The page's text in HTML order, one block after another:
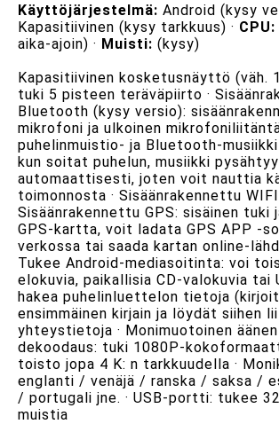
Käyttöjärjestelmä: Android (kysy
Kapasitiivinen (kysy tarkkuus) · CPU:
aika-ajoin) · Muisti: (kysy)
Kapasitiivinen kosketusnäyttö (väh.
tuki 5 pisteen teräväpiirto ·
Bluetooth (kysy versio):
mikrofoni ja ulkoinen
puhelinmuistio- ja Bluetooth-
kun soitat puhelun, musiikki pysähtyy
automaattisesti, joten voit nauttia
toimonnosta · Sisäänrakennettu
Sisäänrakennettu GPS: sisäinen tuki
GPS-kartta, voit ladata GPS APP -
verkossa tai saada kartan online-
Tukee Android-mediasoitinta: voi
elokuvia, paikallisia CD-valokuvia tai
hakea puhelinluettelon tietoja
ensimmäinen kirjain ja löydät siihen
yhteystietoja · Monimuotoinen
dekoodaus: tuki 1080P-
toisto jopa 4 K: n tarkkuudella ·
englanti / venäjä / ranska / saksa /
/ portugali jne. · USB-portti: tukee
muistia